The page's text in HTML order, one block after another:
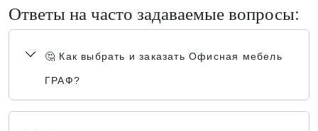
Ответы на часто задаваемые вопросы:
🤔 Как выбрать и заказать Офисная мебель
ГРАФ?